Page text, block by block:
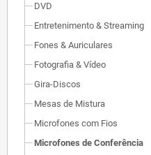
DVD
Entretenimento & Streaming
Fones & Auriculares
Fotografia & Vídeo
Gira-Discos
Mesas de Mistura
Microfones com Fios
Microfones de Conferência